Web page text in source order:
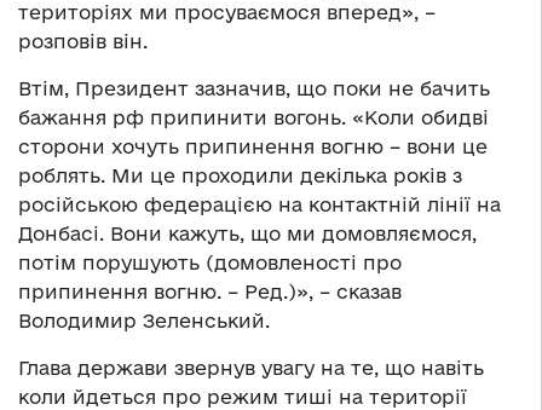
територіях ми просуваємося вперед», –
розповів він.
Втім, Президент зазначив, що поки не бачить
бажання рф припинити вогонь. «Коли обидві
сторони хочуть припинення вогню – вони це
роблять. Ми це проходили декілька років з
російською федерацією на контактній лінії на
Донбасі. Вони кажуть, що ми домовляємося,
потім порушують (домовленості про
припинення вогню. – Ред.)», – сказав
Володимир Зеленський.
Глава держави звернув увагу на те, що навіть
коли йдеться про режим тиші на території